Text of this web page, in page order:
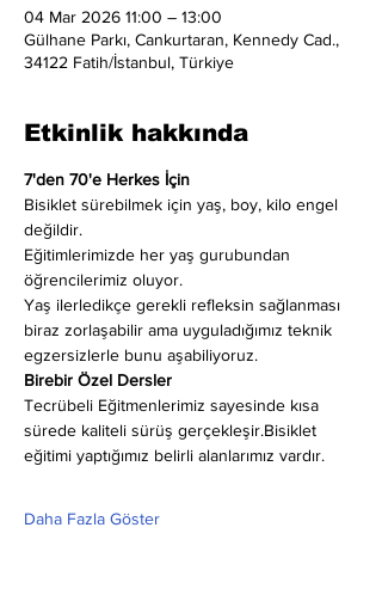
04 Mar 2026 11:00 – 13:00
Gülhane Parkı, Cankurtaran, Kennedy Cad.,
34122 Fatih/İstanbul, Türkiye
Etkinlik hakkında
7'den 70'e Herkes İçin
Bisiklet sürebilmek için yaş, boy, kilo engel
değildir.
Eğitimlerimizde her yaş gurubundan
öğrencilerimiz oluyor.
Yaş ilerledikçe gerekli refleksin sağlanması
biraz zorlaşabilir ama uyguladığımız teknik
egzersizlerle bunu aşabiliyoruz.
Birebir Özel Dersler
Tecrübeli Eğitmenlerimiz sayesinde kısa
sürede kaliteli sürüş gerçekleşir.Bisiklet
eğitimi yaptığımız belirli alanlarımız vardır.
Daha Fazla Göster